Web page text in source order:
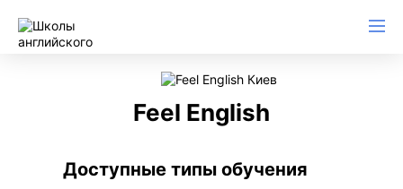
Feel English
Доступные типы обучения